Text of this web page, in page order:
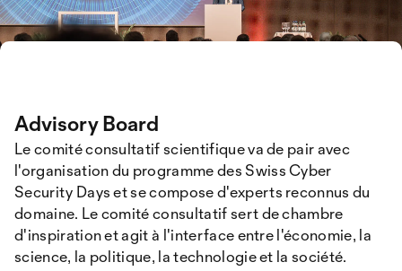
Advisory Board
Le comité consultatif scientifique va de pair avec
l'organisation du programme des Swiss Cyber
Security Days et se compose d'experts reconnus du
domaine. Le comité consultatif sert de chambre
d'inspiration et agit à l'interface entre l'économie, la
science, la politique, la technologie et la société.